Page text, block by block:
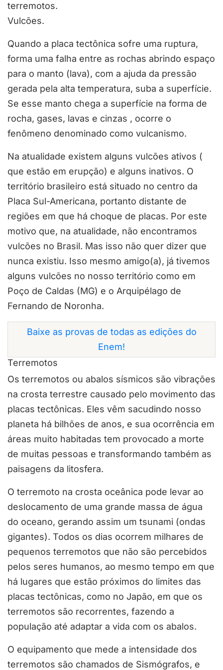
terremotos.
Vulcões.
Quando a placa tectônica sofre uma ruptura,
forma uma falha entre as rochas abrindo espaço
para o manto (lava), com a ajuda da pressão
gerada pela alta temperatura, suba a superfície.
Se esse manto chega a superfície na forma de
rocha, gases, lavas e cinzas , ocorre o
fenômeno denominado como vulcanismo.
Na atualidade existem alguns vulcões ativos (
que estão em erupção) e alguns inativos. O
território brasileiro está situado no centro da
Placa Sul-Americana, portanto distante de
regiões em que há choque de placas. Por este
motivo que, na atualidade, não encontramos
vulcões no Brasil. Mas isso não quer dizer que
nunca existiu. Isso mesmo amigo(a), já tivemos
alguns vulcões no nosso território como em
Poço de Caldas (MG) e o Arquipélago de
Fernando de Noronha.
Baixe as provas de todas as edições do
Enem!
Terremotos
Os terremotos ou abalos sísmicos são vibrações
na crosta terrestre causado pelo movimento das
placas tectônicas. Eles vêm sacudindo nosso
planeta há bilhões de anos, e sua ocorrência em
áreas muito habitadas tem provocado a morte
de muitas pessoas e transformando também as
paisagens da litosfera.
O terremoto na crosta oceânica pode levar ao
deslocamento de uma grande massa de água
do oceano, gerando assim um tsunami (ondas
gigantes). Todos os dias ocorrem milhares de
pequenos terremotos que não são percebidos
pelos seres humanos, ao mesmo tempo em que
há lugares que estão próximos do limites das
placas tectônicas, como no Japão, em que os
terremotos são recorrentes, fazendo a
população até adaptar a vida com os abalos.
O equipamento que mede a intensidade dos
terremotos são chamados de Sismógrafos, e